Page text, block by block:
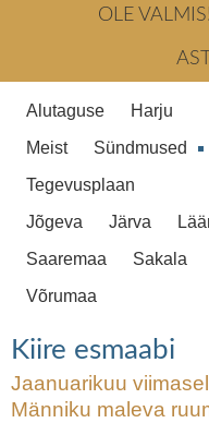
Kiire esmaabi
Eelmine Aasta
OLE VALMIS!
Alutaguse
Harju
Meist
Sündmused
Tegevusplaan
Jõgeva
Järva
Saaremaa
Sakala
Võrumaa
Kiire esmaabi
Jaanuarikuu
Männiku maleva